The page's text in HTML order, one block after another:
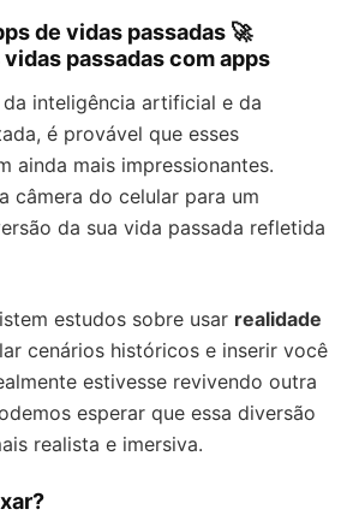
de vidas passadas 🚀
passadas com apps
inteligência artificial e da
é provável que esses
ainda mais impressionantes.
câmera do celular para um
da sua vida passada refletida
estudos sobre usar realidade
cenários históricos e inserir você
estivesse revivendo outra
esperar que essa diversão
realista e imersiva.